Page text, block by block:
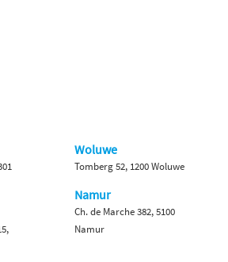
Woluwe
Tomberg 52, 1200 Woluwe
Namur
Ch. de Marche 382, 5100
Namur